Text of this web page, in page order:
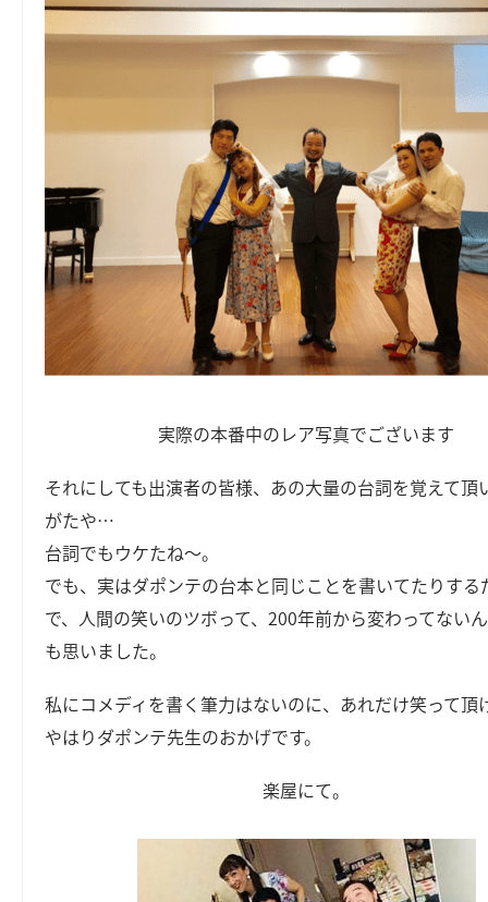
実際の本番中のレア写真でございます
それにしても出演者の皆様、あの大量の台詞を覚えて頂
がたや…
台詞でもウケたね～。
でも、実はダポンテの台本と同じことを書いてたりする
で、人間の笑いのツボって、200年前から変わってない
も思いました。
私にコメディを書く筆力はないのに、あれだけ笑って頂
やはりダポンテ先生のおかげです。
楽屋にて。